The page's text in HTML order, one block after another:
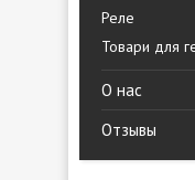
Реле
Товари для
О нас
Отзывы